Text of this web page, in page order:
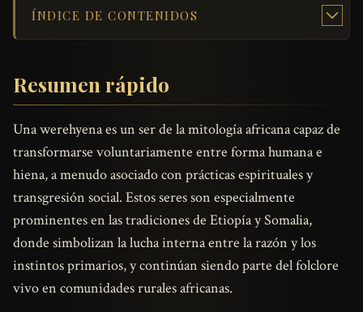
ÍNDICE DE CONTENIDOS
Resumen rápido
Una werehyena es un ser de la mitología africana capaz de
transformarse voluntariamente entre forma humana e
hiena, a menudo asociado con prácticas espirituales y
transgresión social. Estos seres son especialmente
prominentes en las tradiciones de Etiopía y Somalia,
donde simbolizan la lucha interna entre la razón y los
instintos primarios, y continúan siendo parte del folclore
vivo en comunidades rurales africanas.